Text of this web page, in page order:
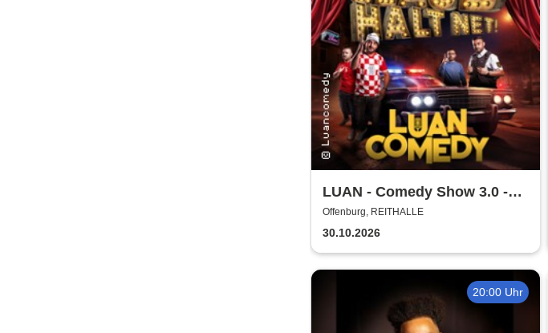
LUAN - Comedy Show 3.0 -
Glaub halt net!
Offenburg, REITHALLE
30.10.2026
20:00 Uhr